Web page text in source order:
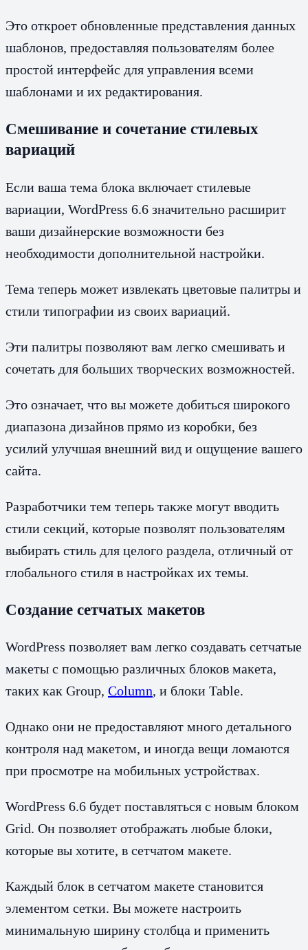
Это откроет обновленные представления данных
шаблонов, предоставляя пользователям более
простой интерфейс для управления всеми
шаблонами и их редактирования.
Смешивание и сочетание стилевых
вариаций
Если ваша тема блока включает стилевые
вариации, WordPress 6.6 значительно расширит
ваши дизайнерские возможности без
необходимости дополнительной настройки.
Тема теперь может извлекать цветовые палитры и
стили типографии из своих вариаций.
Эти палитры позволяют вам легко смешивать и
сочетать для больших творческих возможностей.
Это означает, что вы можете добиться широкого
диапазона дизайнов прямо из коробки, без
усилий улучшая внешний вид и ощущение вашего
сайта.
Разработчики тем теперь также могут вводить
стили секций, которые позволят пользователям
выбирать стиль для целого раздела, отличный от
глобального стиля в настройках их темы.
Создание сетчатых макетов
WordPress позволяет вам легко создавать сетчатые
макеты с помощью различных блоков макета,
таких как Group, Column, и блоки Table.
Однако они не предоставляют много детального
контроля над макетом, и иногда вещи ломаются
при просмотре на мобильных устройствах.
WordPress 6.6 будет поставляться с новым блоком
Grid. Он позволяет отображать любые блоки,
которые вы хотите, в сетчатом макете.
Каждый блок в сетчатом макете становится
элементом сетки. Вы можете настроить
минимальную ширину столбца и применить